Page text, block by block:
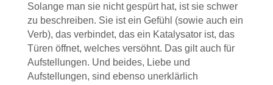
Solange man sie nicht gespürt hat, ist sie schwer
zu beschreiben. Sie ist ein Gefühl (sowie auch ein
Verb), das verbindet, das ein Katalysator ist, das
Türen öffnet, welches versöhnt. Das gilt auch für
Aufstellungen. Und beides, Liebe und
Aufstellungen, sind ebenso unerklärlich